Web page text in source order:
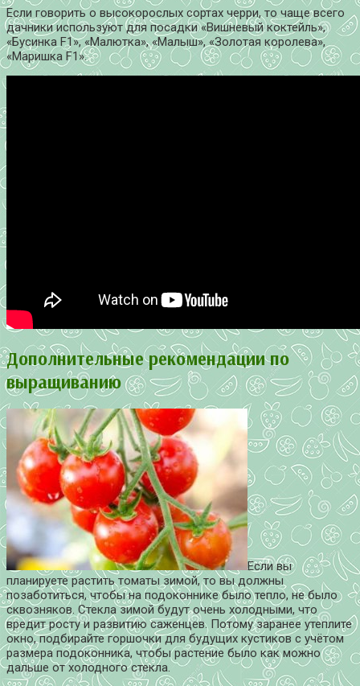
Если говорить о высокорослых сортах черри, то чаще всего
дачники используют для посадки «Вишневый коктейль»,
«Бусинка F1», «Малютка», «Малыш», «Золотая королева»,
«Маришка F1».
Дополнительные рекомендации по
выращиванию
Если вы
планируете растить томаты зимой, то вы должны
позаботиться, чтобы на подоконнике было тепло, не было
сквозняков. Стекла зимой будут очень холодными, что
вредит росту и развитию саженцев. Потому заранее утеплите
окно, подбирайте горшочки для будущих кустиков с учётом
размера подоконника, чтобы растение было как можно
дальше от холодного стекла.